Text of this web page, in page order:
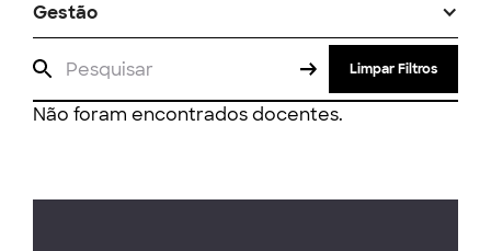
Gestão
Limpar Filtros
Não foram encontrados docentes.